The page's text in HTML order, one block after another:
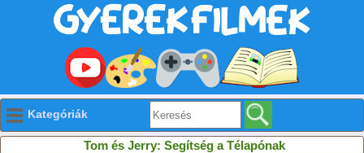
Kategóriák
Tom és Jerry: Segítség a Télapónak